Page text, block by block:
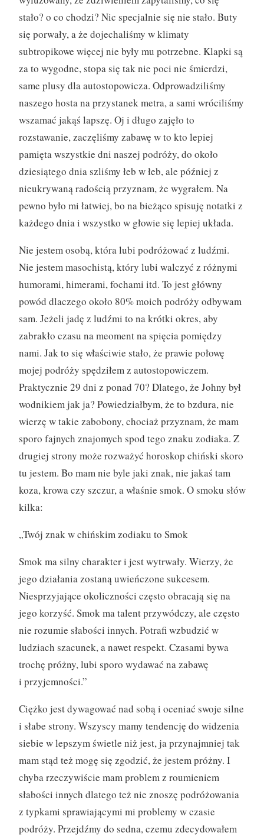
stało? o co chodzi? Nic specjalnie się nie stało. Buty
się porwały, a że dojechaliśmy w klimaty
subtropikowe więcej nie były mu potrzebne. Klapki są
za to wygodne, stopa się tak nie poci nie śmierdzi,
same plusy dla autostopowicza. Odprowadziliśmy
naszego hosta na przystanek metra, a sami wróciliśmy
wszamać jakąś lapszę. Oj i długo zajęło to
rozstawanie, zaczęliśmy zabawę w to kto lepiej
pamięta wszystkie dni naszej podróży, do około
dziesiątego dnia szliśmy łeb w łeb, ale później z
nieukrywaną radością przyznam, że wygrałem. Na
pewno było mi łatwiej, bo na bieżąco spisuję notatki z
każdego dnia i wszystko w głowie się lepiej układa.
Nie jestem osobą, która lubi podróżować z ludźmi.
Nie jestem masochistą, który lubi walczyć z różnymi
humorami, himerami, fochami itd. To jest główny
powód dlaczego około 80% moich podróży odbywam
sam. Jeżeli jadę z ludźmi to na krótki okres, aby
zabrakło czasu na meoment na spięcia pomiędzy
nami. Jak to się właściwie stało, że prawie połowę
mojej podróży spędziłem z autostopowiczem.
Praktycznie 29 dni z ponad 70? Dlatego, że Johny był
wodnikiem jak ja? Powiedziałbym, że to bzdura, nie
wierzę w takie zabobony, chociaż przyznam, że mam
sporo fajnych znajomych spod tego znaku zodiaka. Z
drugiej strony może rozważyć horoskop chiński skoro
tu jestem. Bo mam nie byle jaki znak, nie jakaś tam
koza, krowa czy szczur, a właśnie smok. O smoku słów
kilka:
„Twój znak w chińskim zodiaku to Smok
Smok ma silny charakter i jest wytrwały. Wierzy, że
jego działania zostaną uwieńczone sukcesem.
Niesprzyjające okoliczności często obracają się na
jego korzyść. Smok ma talent przywódczy, ale często
nie rozumie słabości innych. Potrafi wzbudzić w
ludziach szacunek, a nawet respekt. Czasami bywa
trochę próżny, lubi sporo wydawać na zabawę
i przyjemności.”
Ciężko jest dywagować nad sobą i oceniać swoje silne
i słabe strony. Wszyscy mamy tendencję do widzenia
siebie w lepszym świetle niż jest, ja przynajmniej tak
mam stąd też mogę się zgodzić, że jestem próżny. I
chyba rzeczywiście mam problem z roumieniem
słabości innych dlatego też nie znoszę podróżowania
z typkami sprawiającymi mi problemy w czasie
podróży. Przejdźmy do sedna, czemu zdecydowałem